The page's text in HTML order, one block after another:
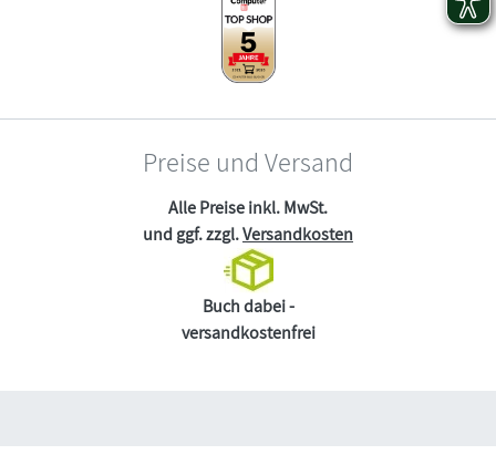
Preise und Versand
Alle Preise inkl. MwSt.
und ggf. zzgl.Versandkosten
Buch dabei -
versandkostenfrei